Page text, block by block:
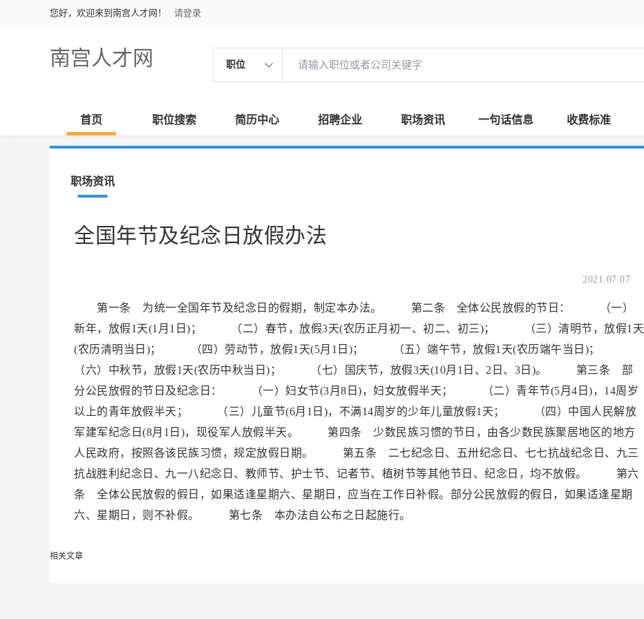
您好，欢迎来到南宫人才网！ 请登录
南宫人才网 职位
首页 职位搜索 简历中心 招聘企业 职场资讯 一句话信息 收费标准
职场资讯
全国年节及纪念日放假办法
2021.07.07
第一条 为统一全国年节及纪念日的假期，制定本办法。 第二条 全体公民放假的节日： （一）
新年，放假1天(1月1日)； （二）春节，放假3天(农历正月初一、初二、初三)； （三）清明节，放假1天
(农历清明当日)； （四）劳动节，放假1天(5月1日)； （五）端午节，放假1天(农历端午当日)；
（六）中秋节，放假1天(农历中秋当日)； （七）国庆节，放假3天(10月1日、2日、3日)。 第三条 部
分公民放假的节日及纪念日： （一）妇女节(3月8日)，妇女放假半天； （二）青年节(5月4日)，14周岁
以上的青年放假半天； （三）儿童节(6月1日)，不满14周岁的少年儿童放假1天； （四）中国人民解放
军建军纪念日(8月1日)，现役军人放假半天。 第四条 少数民族习惯的节日，由各少数民族聚居地区的地方
人民政府，按照各该民族习惯，规定放假日期。 第五条 二七纪念日、五卅纪念日、七七抗战纪念日、九三
抗战胜利纪念日、九一八纪念日、教师节、护士节、记者节、植树节等其他节日、纪念日，均不放假。 第六
条 全体公民放假的假日，如果适逢星期六、星期日，应当在工作日补假。部分公民放假的假日，如果适逢星期
六、星期日，则不补假。 第七条 本办法自公布之日起施行。
相关文章